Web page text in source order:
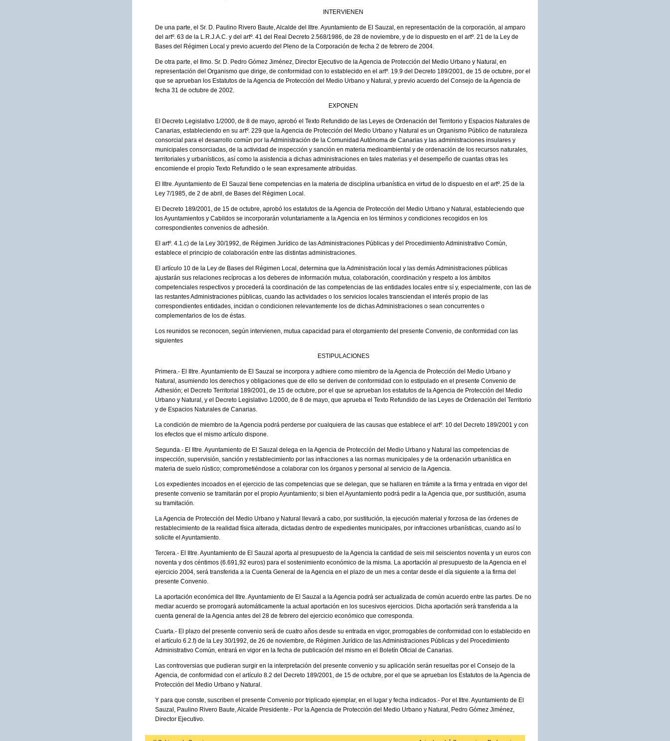
INTERVIENEN
De una parte, el Sr. D. Paulino Rivero Baute, Alcalde del Iltre. Ayuntamiento de El Sauzal, en representación de la corporación, al amparo
del artº. 63 de la L.R.J.A.C. y del artº. 41 del Real Decreto 2.568/1986, de 28 de noviembre, y de lo dispuesto en el artº. 21 de la Ley de
Bases del Régimen Local y previo acuerdo del Pleno de la Corporación de fecha 2 de febrero de 2004.
De otra parte, el Ilmo. Sr. D. Pedro Gómez Jiménez, Director Ejecutivo de la Agencia de Protección del Medio Urbano y Natural, en
representación del Organismo que dirige, de conformidad con lo establecido en el artº. 19.9 del Decreto 189/2001, de 15 de octubre, por el
que se aprueban los Estatutos de la Agencia de Protección del Medio Urbano y Natural, y previo acuerdo del Consejo de la Agencia de
fecha 31 de octubre de 2002.
EXPONEN
El Decreto Legislativo 1/2000, de 8 de mayo, aprobó el Texto Refundido de las Leyes de Ordenación del Territorio y Espacios Naturales de
Canarias, estableciendo en su artº. 229 que la Agencia de Protección del Medio Urbano y Natural es un Organismo Público de naturaleza
consorcial para el desarrollo común por la Administración de la Comunidad Autónoma de Canarias y las administraciones insulares y
municipales consorciadas, de la actividad de inspección y sanción en materia medioambiental y de ordenación de los recursos naturales,
territoriales y urbanísticos, así como la asistencia a dichas administraciones en tales materias y el desempeño de cuantas otras les
encomiende el propio Texto Refundido o le sean expresamente atribuidas.
El Iltre. Ayuntamiento de El Sauzal tiene competencias en la materia de disciplina urbanística en virtud de lo dispuesto en el artº. 25 de la
Ley 7/1985, de 2 de abril, de Bases del Régimen Local.
El Decreto 189/2001, de 15 de octubre, aprobó los estatutos de la Agencia de Protección del Medio Urbano y Natural, estableciendo que
los Ayuntamientos y Cabildos se incorporarán voluntariamente a la Agencia en los términos y condiciones recogidos en los
correspondientes convenios de adhesión.
El artº. 4.1.c) de la Ley 30/1992, de Régimen Jurídico de las Administraciones Públicas y del Procedimiento Administrativo Común,
establece el principio de colaboración entre las distintas administraciones.
El artículo 10 de la Ley de Bases del Régimen Local, determina que la Administración local y las demás Administraciones públicas
ajustarán sus relaciones recíprocas a los deberes de información mutua, colaboración, coordinación y respeto a los ámbitos
competenciales respectivos y procederá la coordinación de las competencias de las entidades locales entre sí y, especialmente, con las de
las restantes Administraciones públicas, cuando las actividades o los servicios locales transciendan el interés propio de las
correspondientes entidades, incidan o condicionen relevantemente los de dichas Administraciones o sean concurrentes o
complementarios de los de éstas.
Los reunidos se reconocen, según intervienen, mutua capacidad para el otorgamiento del presente Convenio, de conformidad con las
siguientes
ESTIPULACIONES
Primera.- El Iltre. Ayuntamiento de El Sauzal se incorpora y adhiere como miembro de la Agencia de Protección del Medio Urbano y
Natural, asumiendo los derechos y obligaciones que de ello se deriven de conformidad con lo estipulado en el presente Convenio de
Adhesión; el Decreto Territorial 189/2001, de 15 de octubre, por el que se aprueban los estatutos de la Agencia de Protección del Medio
Urbano y Natural, y el Decreto Legislativo 1/2000, de 8 de mayo, que aprueba el Texto Refundido de las Leyes de Ordenación del Territorio
y de Espacios Naturales de Canarias.
La condición de miembro de la Agencia podrá perderse por cualquiera de las causas que establece el artº. 10 del Decreto 189/2001 y con
los efectos que el mismo artículo dispone.
Segunda.- El Iltre. Ayuntamiento de El Sauzal delega en la Agencia de Protección del Medio Urbano y Natural las competencias de
inspección, supervisión, sanción y restablecimiento por las infracciones a las normas municipales y de la ordenación urbanística en
materia de suelo rústico; comprometiéndose a colaborar con los órganos y personal al servicio de la Agencia.
Los expedientes incoados en el ejercicio de las competencias que se delegan, que se hallaren en trámite a la firma y entrada en vigor del
presente convenio se tramitarán por el propio Ayuntamiento; si bien el Ayuntamiento podrá pedir a la Agencia que, por sustitución, asuma
su tramitación.
La Agencia de Protección del Medio Urbano y Natural llevará a cabo, por sustitución, la ejecución material y forzosa de las órdenes de
restablecimiento de la realidad física alterada, dictadas dentro de expedientes municipales, por infracciones urbanísticas, cuando así lo
solicite el Ayuntamiento.
Tercera.- El Iltre. Ayuntamiento de El Sauzal aporta al presupuesto de la Agencia la cantidad de seis mil seiscientos noventa y un euros con
noventa y dos céntimos (6.691,92 euros) para el sostenimiento económico de la misma. La aportación al presupuesto de la Agencia en el
ejercicio 2004, será transferida a la Cuenta General de la Agencia en el plazo de un mes a contar desde el día siguiente a la firma del
presente Convenio.
La aportación económica del Iltre. Ayuntamiento de El Sauzal a la Agencia podrá ser actualizada de común acuerdo entre las partes. De no
mediar acuerdo se prorrogará automáticamente la actual aportación en los sucesivos ejercicios. Dicha aportación será transferida a la
cuenta general de la Agencia antes del 28 de febrero del ejercicio económico que corresponda.
Cuarta.- El plazo del presente convenio será de cuatro años desde su entrada en vigor, prorrogables de conformidad con lo establecido en
el artículo 6.2.f) de la Ley 30/1992, de 26 de noviembre, de Régimen Jurídico de las Administraciones Públicas y del Procedimiento
Administrativo Común, entrará en vigor en la fecha de publicación del mismo en el Boletín Oficial de Canarias.
Las controversias que pudieran surgir en la interpretación del presente convenio y su aplicación serán resueltas por el Consejo de la
Agencia, de conformidad con el artículo 8.2 del Decreto 189/2001, de 15 de octubre, por el que se aprueban los Estatutos de la Agencia de
Protección del Medio Urbano y Natural.
Y para que conste, suscriben el presente Convenio por triplicado ejemplar, en el lugar y fecha indicados.- Por el Iltre. Ayuntamiento de El
Sauzal, Paulino Rivero Baute, Alcalde Presidente.- Por la Agencia de Protección del Medio Urbano y Natural, Pedro Gómez Jiménez,
Director Ejecutivo.